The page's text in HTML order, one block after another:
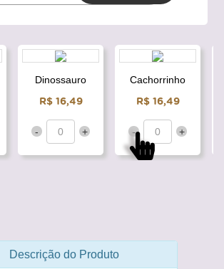
Dinossauro
R$ 16,49
- +
Cachorrinho
R$ 16,49
- +
Descrição do Produto